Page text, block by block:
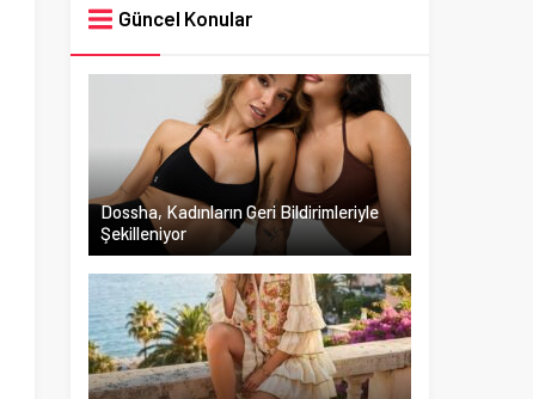
Güncel Konular
Dossha, Kadınların Geri Bildirimleriyle
Şekilleniyor